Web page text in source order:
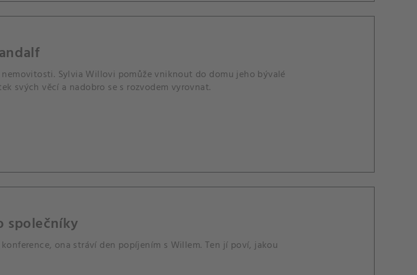
Sylvia Willovi pomůže vniknout do domu jeho bývalé
svých věcí a nadobro se s rozvodem vyrovnat.
společníky
ona stráví den popíjením s Willem. Ten jí poví, jakou